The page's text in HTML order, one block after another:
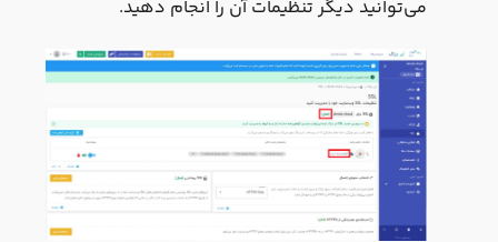
می‌توانید دیگر تنظیمات آن را انجام دهید.